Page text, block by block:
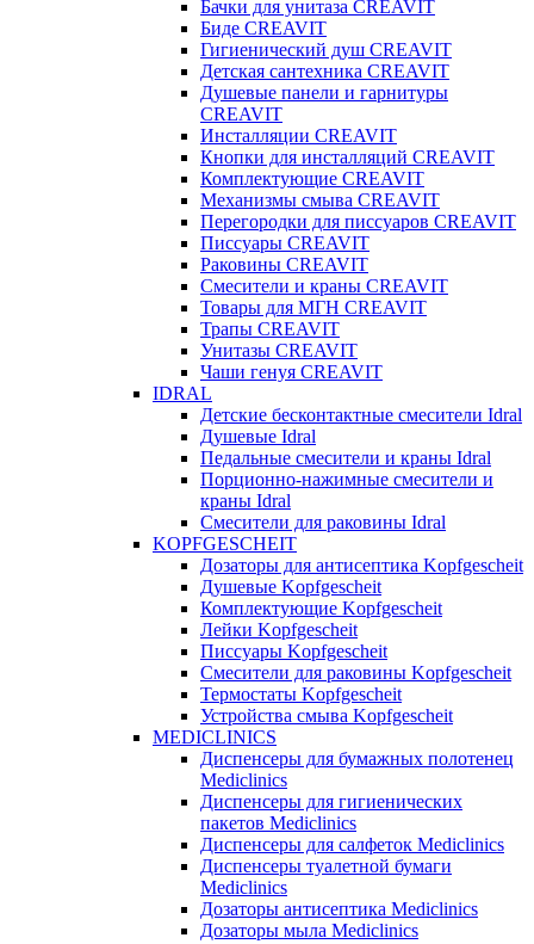
Бачки для унитаза CREAVIT
Биде CREAVIT
Гигиенический душ CREAVIT
Детская сантехника CREAVIT
Душевые панели и гарнитуры
CREAVIT
Инсталляции CREAVIT
Кнопки для инсталляций CREAVIT
Комплектующие CREAVIT
Механизмы смыва CREAVIT
Перегородки для писсуаров CREAVIT
Писсуары CREAVIT
Раковины CREAVIT
Смесители и краны CREAVIT
Товары для МГН CREAVIT
Трапы CREAVIT
Унитазы CREAVIT
Чаши генуя CREAVIT
IDRAL
Детские бесконтактные смесители Idral
Душевые Idral
Педальные смесители и краны Idral
Порционно-нажимные смесители и
краны Idral
Смеcители для раковины Idral
KOPFGESCHEIT
Дозаторы для антисептика Kopfgescheit
Душевые Kopfgescheit
Комплектующие Kopfgescheit
Лейки Kopfgescheit
Писсуары Kopfgescheit
Смесители для раковины Kopfgescheit
Термостаты Kopfgescheit
Устройства смыва Kopfgescheit
MEDICLINICS
Диспенсеры для бумажных полотенец
Mediclinics
Диспенсеры для гигиенических
пакетов Mediclinics
Диспенсеры для салфеток Mediclinics
Диспенсеры туалетной бумаги
Mediclinics
Дозаторы антисептика Mediclinics
Дозаторы мыла Mediclinics